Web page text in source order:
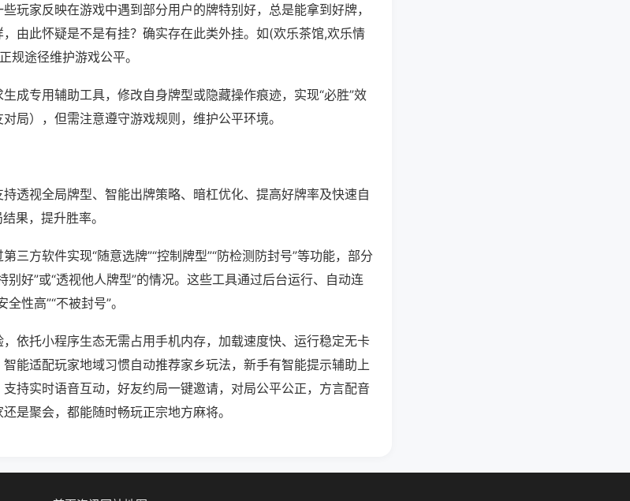
玩家反映在游戏中遇到部分用户的牌特别好，总是能拿到好牌，
由此怀疑是不是有挂？确实存在此类外挂。如(欢乐茶馆,欢乐情
规途径维护游戏公平。
成专用辅助工具，修改自身牌型或隐藏操作痕迹，实现“必胜”效
局），但需注意遵守游戏规则，维护公平环境。
透视全局牌型、智能出牌策略、暗杠优化、提高好牌率及快速自
果，提升胜率。
三方软件实现“随意选牌”“控制牌型”“防检测防封号”等功能，部分
别好”或“透视他人牌型”的情况。这些工具通过后台运行、自动连
性高”“不被封号”。
依托小程序生态无需占用手机内存，加载速度快、运行稳定无卡
能适配玩家地域习惯自动推荐家乡玩法，新手有智能提示辅助上
持实时语音互动，好友约局一键邀请，对局公平公正，方言配音
是聚会，都能随时畅玩正宗地方麻将。